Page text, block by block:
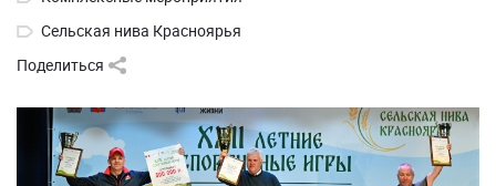
Сельская нива Красноярья
Поделиться